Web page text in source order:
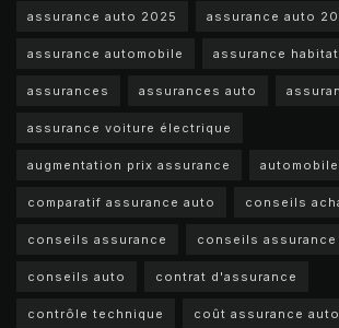
assurance auto 2025 assurance auto
assurance automobile assurance
assurances assurances auto
assurance voiture électrique
augmentation prix assurance automobile
comparatif assurance auto conseils
conseils assurance conseils assurance
conseils auto contrat d'assurance
contrôle technique coût assurance auto